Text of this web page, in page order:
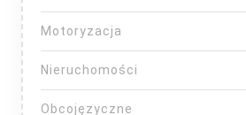
Motoryzacja
Nieruchomości
Obcojęzyczne